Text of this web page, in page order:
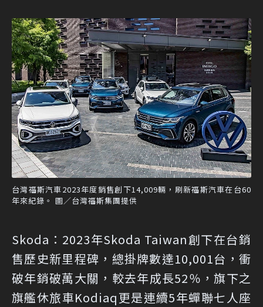
台灣福斯汽車2023年度銷售創下14,009輛，刷新福斯汽車在台60
年來紀錄。 圖／台灣福斯集團提供
Skoda：2023年Skoda Taiwan創下在台銷
售歷史新里程碑，總掛牌數達10,001台，衝
破年銷破萬大關，較去年成長52％，旗下之
旗艦休旅車Kodiaq更是連續5年蟬聯七人座